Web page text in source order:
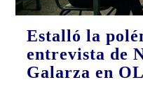
Estalló la
entrevista de
Galarza en